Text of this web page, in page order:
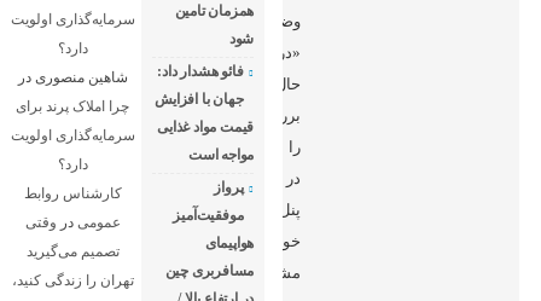
وضعیت
«در
حال
بررسی»
را
در
پنل
خود
مشاهده
همزمان تامین
شود
فائو هشدار داد:
جهان با افزایش
قیمت مواد غذایی
مواجه است
پرواز
موفقیت‌آمیز
هواپیمای
مسافربری چین
سرمایه‌گذاری اولویت
دارد؟
شاهین منصوری در
چرا املاک پرند برای
سرمایه‌گذاری اولویت
دارد؟
کارشناس روابط
عمومی در وقتی
تصمیم می‌گیرید
تهران را زندگی کنید،